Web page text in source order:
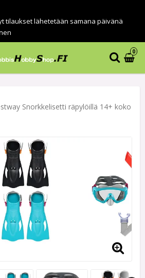
tilaukset lähetetään samana päivänä
0
Snorkkelisetti räpylöillä 14+ koko